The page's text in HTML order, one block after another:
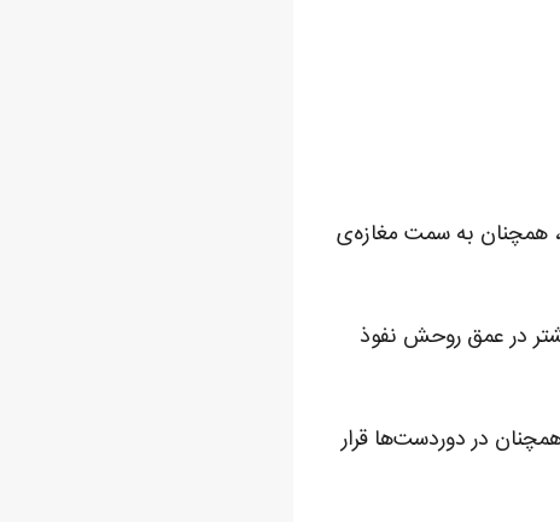
همچنان به سمت مغازه‌ی
در عمق روحش نفوذ
در دوردست‌ها قرار